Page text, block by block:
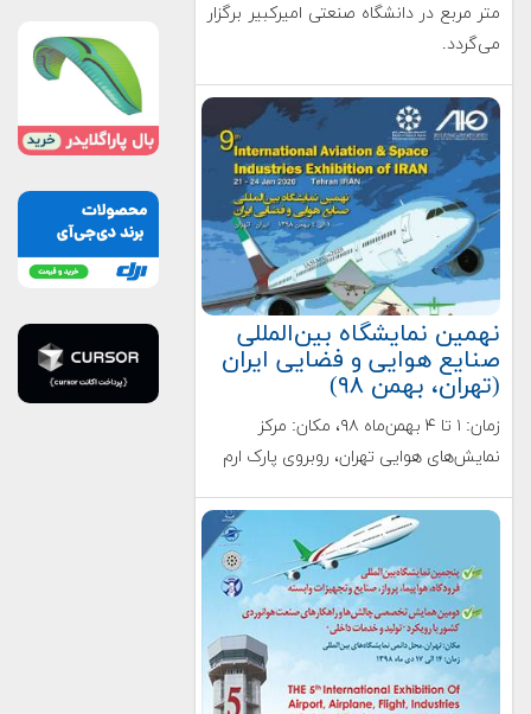
متر مربع در دانشگاه صنعتی امیرکبیر برگزار
می‌گردد.
نهمین نمایشگاه بین‌المللی
صنایع هوایی و فضایی ایران
(تهران، بهمن ۹۸)
زمان: ۱ تا ۴ بهمن‌ماه ۹۸، مکان: مرکز
نمایش‌های هوایی تهران، روبروی پارک ارم